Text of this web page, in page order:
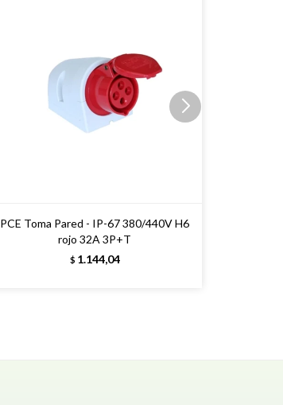
PCE Toma Pared - IP-67 380/440V H6
rojo 32A 3P+T
$ 1.144,04